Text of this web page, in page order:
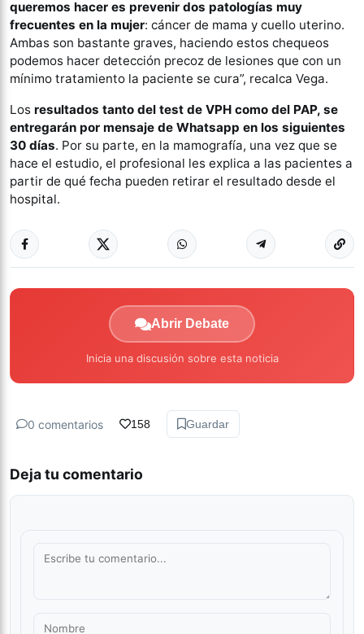
queremos hacer es prevenir dos patologías muy
frecuentes en la mujer: cáncer de mama y cuello uterino.
Ambas son bastante graves, haciendo estos chequeos
podemos hacer detección precoz de lesiones que con un
mínimo tratamiento la paciente se cura”, recalca Vega.
Los resultados tanto del test de VPH como del PAP, se
entregarán por mensaje de Whatsapp en los siguientes
30 días. Por su parte, en la mamografía, una vez que se
hace el estudio, el profesional les explica a las pacientes a
partir de qué fecha pueden retirar el resultado desde el
hospital.
Abrir Debate
Inicia una discusión sobre esta noticia
0 comentarios 158 Guardar
Deja tu comentario